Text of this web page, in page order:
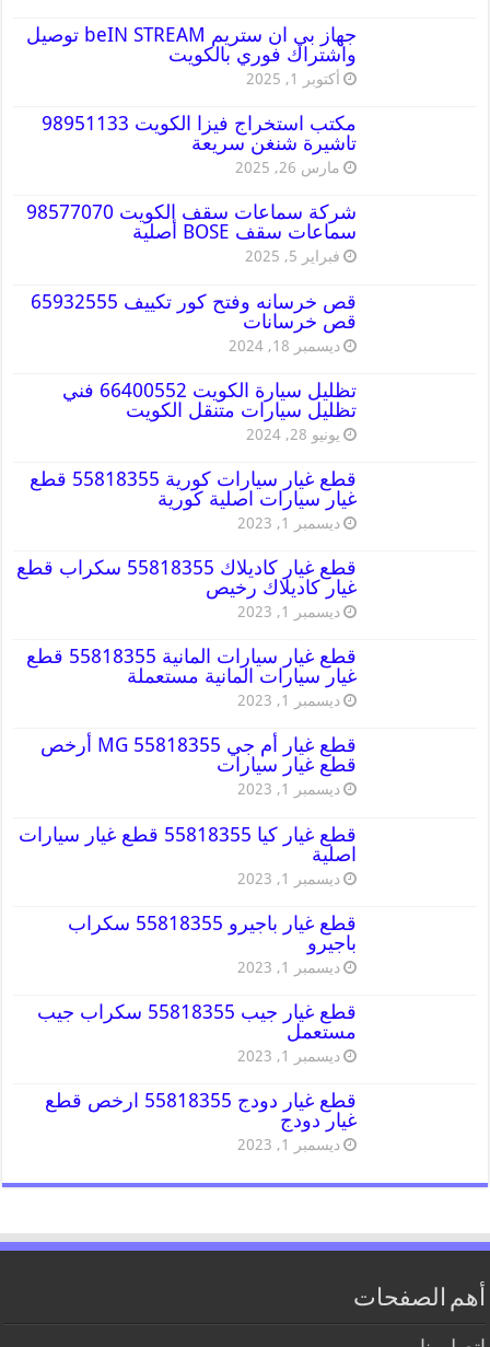
جهاز بي ان ستريم beIN STREAM توصيل
واشتراك فوري بالكويت
أكتوبر 1, 2025
مكتب استخراج فيزا الكويت 98951133
تاشيرة شنغن سريعة
مارس 26, 2025
شركة سماعات سقف الكويت 98577070
سماعات سقف BOSE أصلية
فبراير 5, 2025
قص خرسانه وفتح كور تكييف 65932555
قص خرسانات
ديسمبر 18, 2024
تظليل سيارة الكويت 66400552 فني
تظليل سيارات متنقل الكويت
يونيو 28, 2024
قطع غيار سيارات كورية 55818355 قطع
غيار سيارات اصلية كورية
ديسمبر 1, 2023
قطع غيار كاديلاك 55818355 سكراب قطع
غيار كاديلاك رخيص
ديسمبر 1, 2023
قطع غيار سيارات المانية 55818355 قطع
غيار سيارات المانية مستعملة
ديسمبر 1, 2023
قطع غيار أم جي MG 55818355 أرخص
قطع غيار سيارات
ديسمبر 1, 2023
قطع غيار كيا 55818355 قطع غيار سيارات
اصلية
ديسمبر 1, 2023
قطع غيار باجيرو 55818355 سكراب
باجيرو
ديسمبر 1, 2023
قطع غيار جيب 55818355 سكراب جيب
مستعمل
ديسمبر 1, 2023
قطع غيار دودج 55818355 ارخص قطع
غيار دودج
ديسمبر 1, 2023
أهم الصفحات